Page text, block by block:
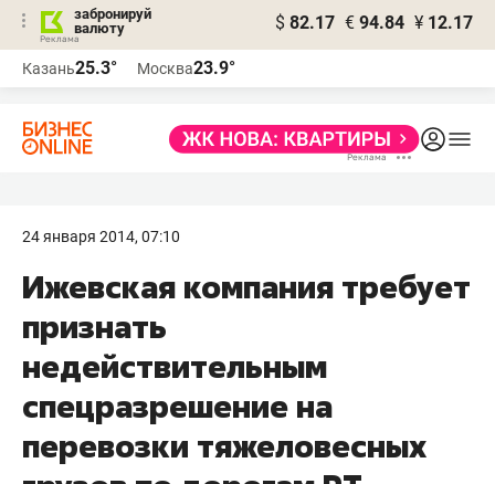
забронируй
валюту
$ 82.17 € 94.84 ¥ 12.17
Казань25.3° Москва23.9°
24 января 2014, 07:10
Ижевская компания требует
признать
недействительным
спецразрешение на
перевозки тяжеловесных